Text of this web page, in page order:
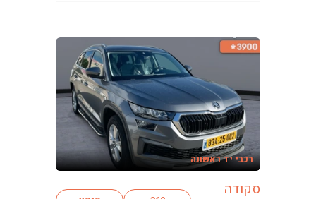
רכבי יד ראשונה
סקודה